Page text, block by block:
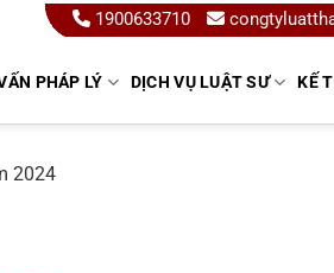
1900633710
PHÁP LÝ DỊCH VỤ LUẬT SƯ KẾ
2024